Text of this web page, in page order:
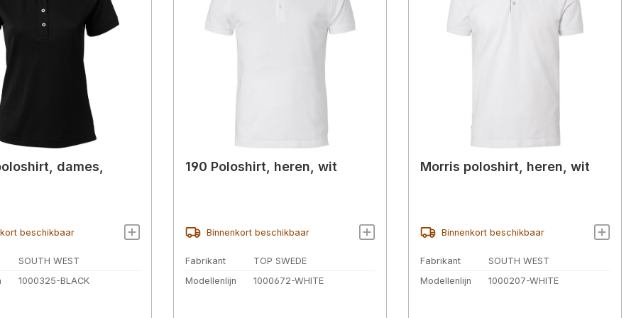
dames,
beschikbaar
SOUTH WEST
1000325-BLACK
190 Poloshirt, heren, wit
Binnenkort beschikbaar
Fabrikant
TOP SWEDE
Modellenlijn
1000672-WHITE
Morris poloshirt, heren, wit
Binnenkort beschikbaar
Fabrikant
SOUTH WEST
Modellenlijn
1000207-WHITE